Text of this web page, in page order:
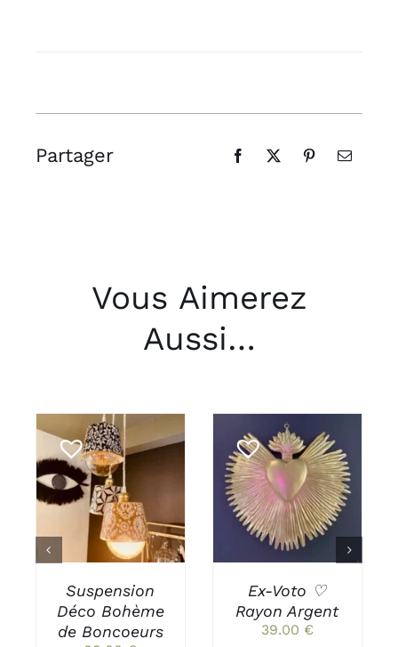
Partager
Vous Aimerez
Aussi…
CHOIX DES
OPTIONS CE
PRODUIT
A
PLUSIEURS
VARIATIONS.
OPTIONS
PEUVENT
ÊTRE
CHOISIES
DÉTAILS
Suspension
Déco Bohème
de Boncoeurs
AJOUTER AU
PANIER
/
DÉTAILS
Ex-Voto ♡
Rayon Argent
39.00 €